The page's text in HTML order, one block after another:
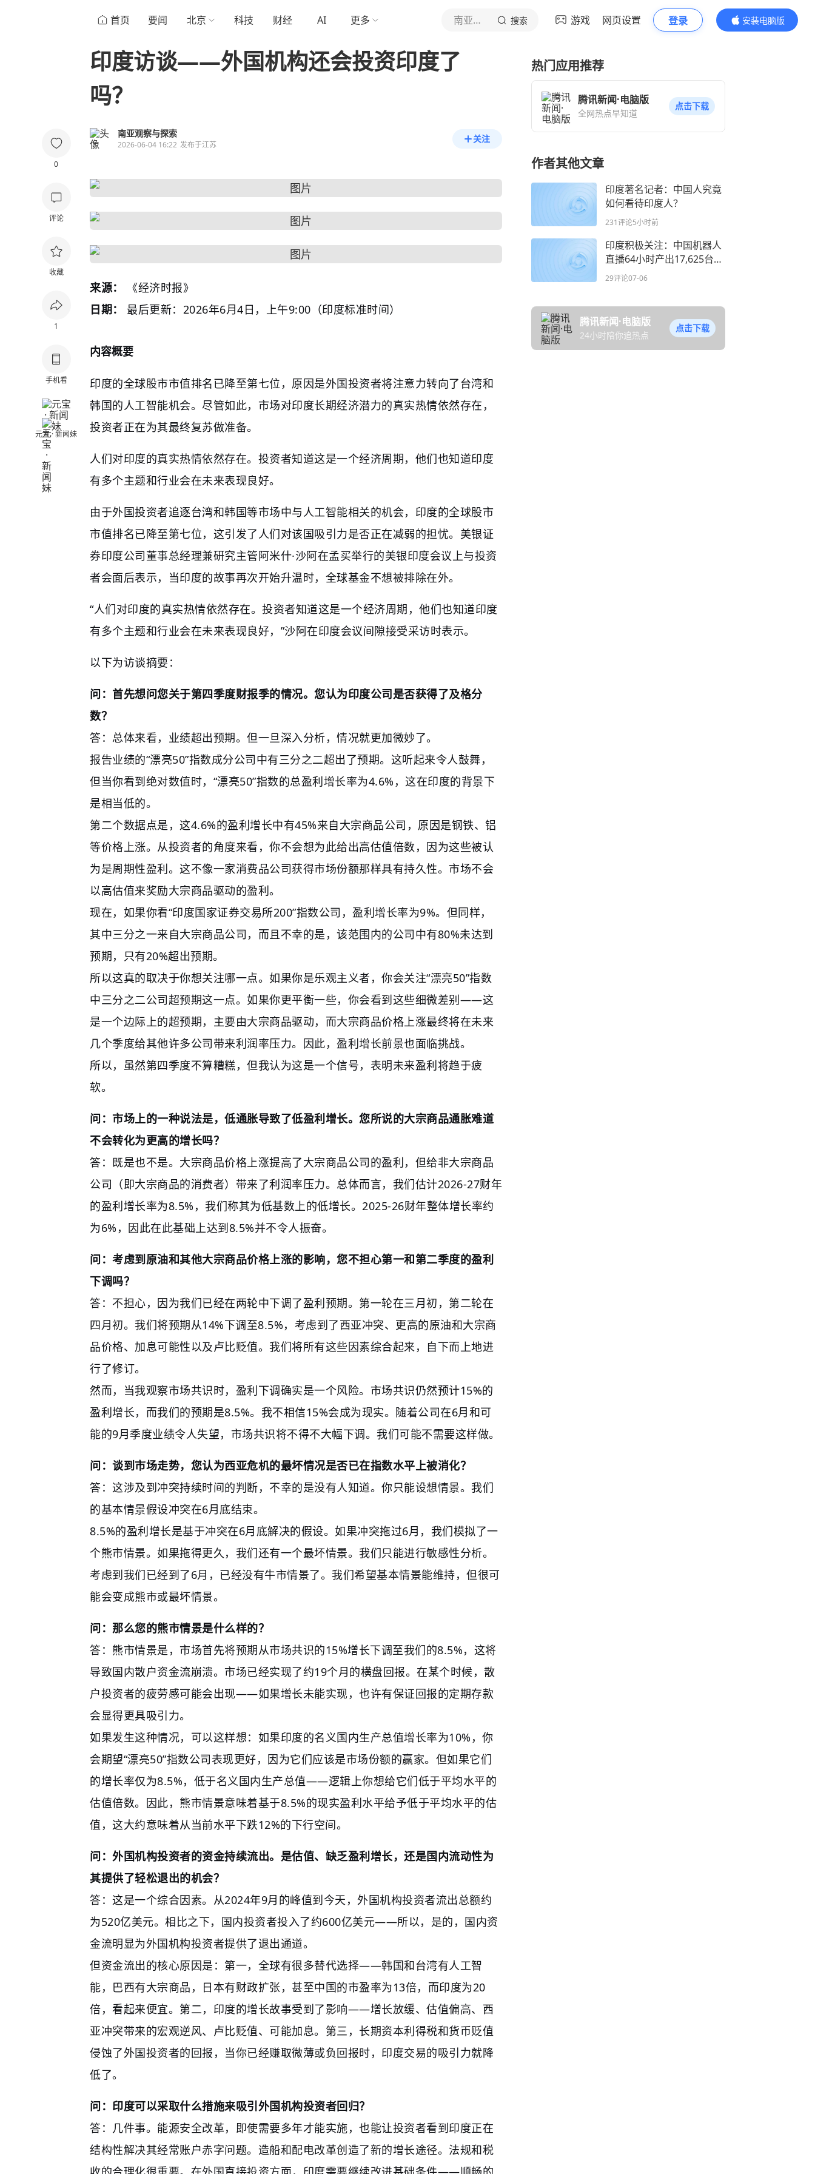
首页 要闻 北京 科技 财经 AI 更多 南亚观察与探索 搜索 游戏 网页设置 登录
安装电脑版
内容更精彩
0
评论
收藏
1
手机看
元宝 · 新闻妹
印度访谈——外国机构还会投资印度了
吗？
南亚观察与探索
2026-06-04 16:22 发布于江苏
关注
来源：
《经济时报》
日期：
最后更新：2026年6月4日，上午9:00（印度标准时间）
内容概要
印度的全球股市市值排名已降至第七位，原因是外国投资者将注意力转向了台湾和
韩国的人工智能机会。尽管如此，市场对印度长期经济潜力的真实热情依然存在，
投资者正在为其最终复苏做准备。
人们对印度的真实热情依然存在。投资者知道这是一个经济周期，他们也知道印度
有多个主题和行业会在未来表现良好。
由于外国投资者追逐台湾和韩国等市场中与人工智能相关的机会，印度的全球股市
市值排名已降至第七位，这引发了人们对该国吸引力是否正在减弱的担忧。美银证
券印度公司董事总经理兼研究主管阿米什·沙阿在孟买举行的美银印度会议上与投资
者会面后表示，当印度的故事再次开始升温时，全球基金不想被排除在外。
“人们对印度的真实热情依然存在。投资者知道这是一个经济周期，他们也知道印度
有多个主题和行业会在未来表现良好，”沙阿在印度会议间隙接受采访时表示。
以下为访谈摘要：
问：首先想问您关于第四季度财报季的情况。您认为印度公司是否获得了及格分
数？
答：总体来看，业绩超出预期。但一旦深入分析，情况就更加微妙了。
报告业绩的“漂亮50”指数成分公司中有三分之二超出了预期。这听起来令人鼓舞，
但当你看到绝对数值时，“漂亮50”指数的总盈利增长率为4.6%，这在印度的背景下
是相当低的。
第二个数据点是，这4.6%的盈利增长中有45%来自大宗商品公司，原因是钢铁、铝
等价格上涨。从投资者的角度来看，你不会想为此给出高估值倍数，因为这些被认
为是周期性盈利。这不像一家消费品公司获得市场份额那样具有持久性。市场不会
以高估值来奖励大宗商品驱动的盈利。
现在，如果你看“印度国家证券交易所200”指数公司，盈利增长率为9%。但同样，
其中三分之一来自大宗商品公司，而且不幸的是，该范围内的公司中有80%未达到
预期，只有20%超出预期。
所以这真的取决于你想关注哪一点。如果你是乐观主义者，你会关注“漂亮50”指数
中三分之二公司超预期这一点。如果你更平衡一些，你会看到这些细微差别——这
是一个边际上的超预期，主要由大宗商品驱动，而大宗商品价格上涨最终将在未来
几个季度给其他许多公司带来利润率压力。因此，盈利增长前景也面临挑战。
所以，虽然第四季度不算糟糕，但我认为这是一个信号，表明未来盈利将趋于疲
软。
问：市场上的一种说法是，低通胀导致了低盈利增长。您所说的大宗商品通胀难道
不会转化为更高的增长吗？
答：既是也不是。大宗商品价格上涨提高了大宗商品公司的盈利，但给非大宗商品
公司（即大宗商品的消费者）带来了利润率压力。总体而言，我们估计2026-27财年
的盈利增长率为8.5%，我们称其为低基数上的低增长。2025-26财年整体增长率约
为6%，因此在此基础上达到8.5%并不令人振奋。
问：考虑到原油和其他大宗商品价格上涨的影响，您不担心第一和第二季度的盈利
下调吗？
答：不担心，因为我们已经在两轮中下调了盈利预期。第一轮在三月初，第二轮在
四月初。我们将预期从14%下调至8.5%，考虑到了西亚冲突、更高的原油和大宗商
品价格、加息可能性以及卢比贬值。我们将所有这些因素综合起来，自下而上地进
行了修订。
然而，当我观察市场共识时，盈利下调确实是一个风险。市场共识仍然预计15%的
盈利增长，而我们的预期是8.5%。我不相信15%会成为现实。随着公司在6月和可
能的9月季度业绩令人失望，市场共识将不得不大幅下调。我们可能不需要这样做。
问：谈到市场走势，您认为西亚危机的最坏情况是否已在指数水平上被消化？
答：这涉及到冲突持续时间的判断，不幸的是没有人知道。你只能设想情景。我们
的基本情景假设冲突在6月底结束。
8.5%的盈利增长是基于冲突在6月底解决的假设。如果冲突拖过6月，我们模拟了一
个熊市情景。如果拖得更久，我们还有一个最坏情景。我们只能进行敏感性分析。
考虑到我们已经到了6月，已经没有牛市情景了。我们希望基本情景能维持，但很可
能会变成熊市或最坏情景。
问：那么您的熊市情景是什么样的？
答：熊市情景是，市场首先将预期从市场共识的15%增长下调至我们的8.5%，这将
导致国内散户资金流崩溃。市场已经实现了约19个月的横盘回报。在某个时候，散
户投资者的疲劳感可能会出现——如果增长未能实现，也许有保证回报的定期存款
会显得更具吸引力。
如果发生这种情况，可以这样想：如果印度的名义国内生产总值增长率为10%，你
会期望“漂亮50”指数公司表现更好，因为它们应该是市场份额的赢家。但如果它们
的增长率仅为8.5%，低于名义国内生产总值——逻辑上你想给它们低于平均水平的
估值倍数。因此，熊市情景意味着基于8.5%的现实盈利水平给予低于平均水平的估
值，这大约意味着从当前水平下跌12%的下行空间。
问：外国机构投资者的资金持续流出。是估值、缺乏盈利增长，还是国内流动性为
其提供了轻松退出的机会？
答：这是一个综合因素。从2024年9月的峰值到今天，外国机构投资者流出总额约
为520亿美元。相比之下，国内投资者投入了约600亿美元——所以，是的，国内资
金流明显为外国机构投资者提供了退出通道。
但资金流出的核心原因是：第一，全球有很多替代选择——韩国和台湾有人工智
能，巴西有大宗商品，日本有财政扩张，甚至中国的市盈率为13倍，而印度为20
倍，看起来便宜。第二，印度的增长故事受到了影响——增长放缓、估值偏高、西
亚冲突带来的宏观逆风、卢比贬值、可能加息。第三，长期资本利得税和货币贬值
侵蚀了外国投资者的回报，当你已经赚取微薄或负回报时，印度交易的吸引力就降
低了。
问：印度可以采取什么措施来吸引外国机构投资者回归？
答：几件事。能源安全改革，即使需要多年才能实施，也能让投资者看到印度正在
结构性解决其经常账户赤字问题。造船和配电改革创造了新的增长途径。法规和税
热门应用推荐
腾讯新闻·电脑版
全网热点早知道
点击下载
作者其他文章
印度著名记者：中国人究竟
如何看待印度人？
231评论5小时前
印度积极关注：中国机器人
直播64小时产出17,625台平
板电脑，准确率达99%
29评论07-06
腾讯新闻·电脑版
24小时陪你追热点
点击下载